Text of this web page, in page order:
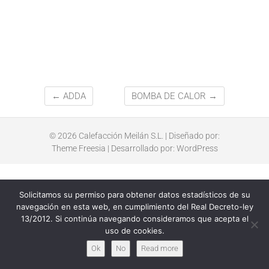
← ADDA BOMBA DE CALOR →
© 2026 Calefacción Meilán S.L.
| Diseñado por:
Theme Freesia | Desarrollado por: WordPress
Solicitamos su permiso para obtener datos estadísticos de su
navegación en esta web, en cumplimiento del Real Decreto-ley
13/2012. Si continúa navegando consideramos que acepta el
uso de cookies.
Ok No Read more